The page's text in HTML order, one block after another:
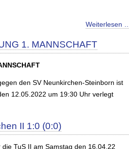
Weiterlesen …
1. MANNSCHAFT
den SV Neunkirchen-Steinborn ist
12.05.2022 um 19:30 Uhr verlegt
II 1:0 (0:0)
TuS II am Samstag den 16.04.22